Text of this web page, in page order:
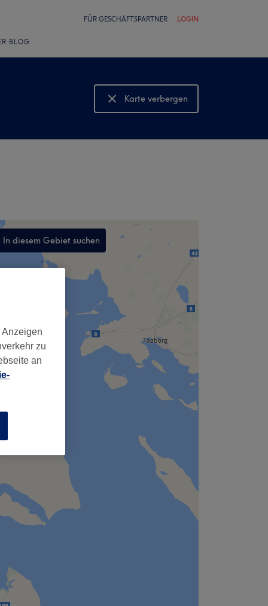
FÜR GESCHÄFTSPARTNER LOGIN
BLOG
Karte verbergen
Karte anzeigen
In diesem Gebiet suchen
,
zu
an